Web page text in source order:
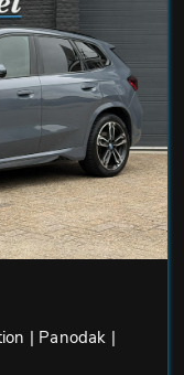
| Panodak |